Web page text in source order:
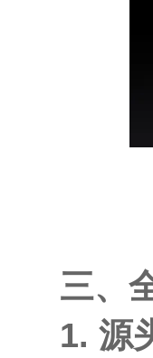
三、
1. 源